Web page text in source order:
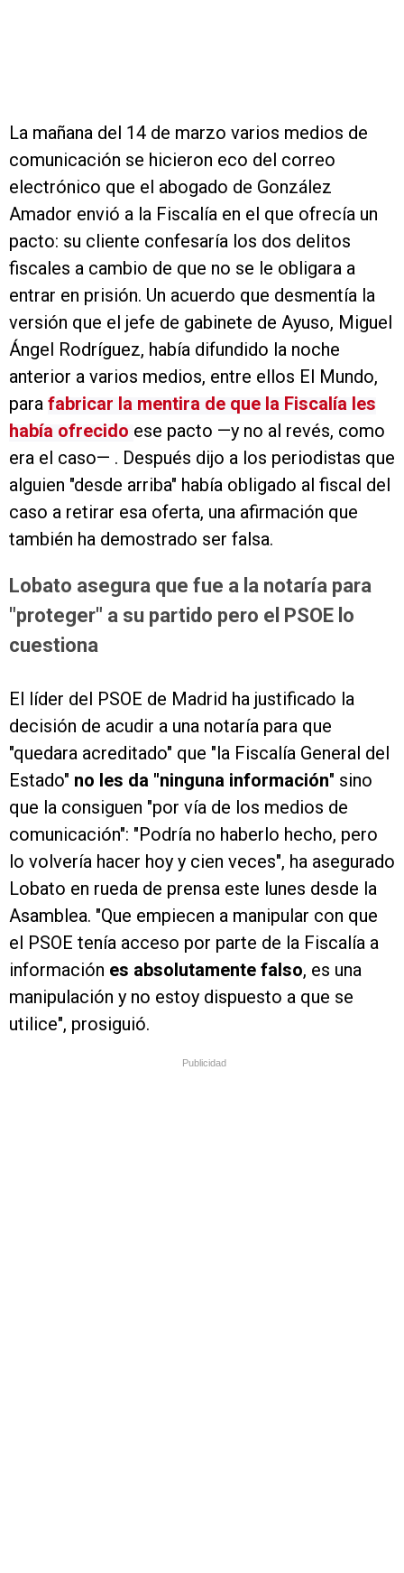
La mañana del 14 de marzo varios medios de
comunicación se hicieron eco del correo
electrónico que el abogado de González
Amador envió a la Fiscalía en el que ofrecía un
pacto: su cliente confesaría los dos delitos
fiscales a cambio de que no se le obligara a
entrar en prisión. Un acuerdo que desmentía la
versión que el jefe de gabinete de Ayuso, Miguel
Ángel Rodríguez, había difundido la noche
anterior a varios medios, entre ellos El Mundo,
para fabricar la mentira de que la Fiscalía les
había ofrecido ese pacto —y no al revés, como
era el caso— . Después dijo a los periodistas que
alguien "desde arriba" había obligado al fiscal del
caso a retirar esa oferta, una afirmación que
también ha demostrado ser falsa.
Lobato asegura que fue a la notaría para
"proteger" a su partido pero el PSOE lo
cuestiona
El líder del PSOE de Madrid ha justificado la
decisión de acudir a una notaría para que
"quedara acreditado" que "la Fiscalía General del
Estado" no les da "ninguna información" sino
que la consiguen "por vía de los medios de
comunicación": "Podría no haberlo hecho, pero
lo volvería hacer hoy y cien veces", ha asegurado
Lobato en rueda de prensa este lunes desde la
Asamblea. "Que empiecen a manipular con que
el PSOE tenía acceso por parte de la Fiscalía a
información es absolutamente falso, es una
manipulación y no estoy dispuesto a que se
utilice", prosiguió.
Publicidad